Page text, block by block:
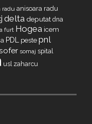
radu anisoara radu
delta deputat dna
furt Hogea icem
PDL peste pnl
somaj spital
usl zaharcu